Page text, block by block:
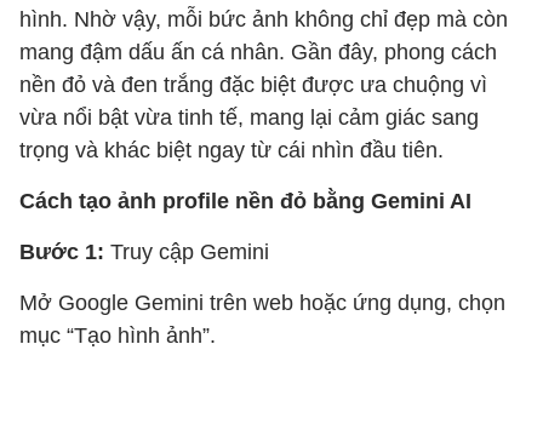
hình. Nhờ vậy, mỗi bức ảnh không chỉ đẹp mà còn
mang đậm dấu ấn cá nhân. Gần đây, phong cách
nền đỏ và đen trắng đặc biệt được ưa chuộng vì
vừa nổi bật vừa tinh tế, mang lại cảm giác sang
trọng và khác biệt ngay từ cái nhìn đầu tiên.
Cách tạo ảnh profile nền đỏ bằng Gemini AI
Bước 1: Truy cập Gemini
Mở Google Gemini trên web hoặc ứng dụng, chọn
mục “Tạo hình ảnh”.